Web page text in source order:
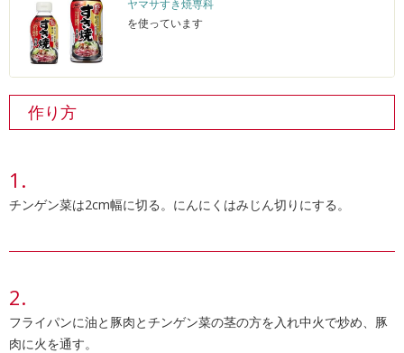
ヤマサすき焼専科
を使っています
作り方
チンゲン菜は2cm幅に切る。にんにくはみじん切りにする。
フライパンに油と豚肉とチンゲン菜の茎の方を入れ中火で炒め、豚
肉に火を通す。